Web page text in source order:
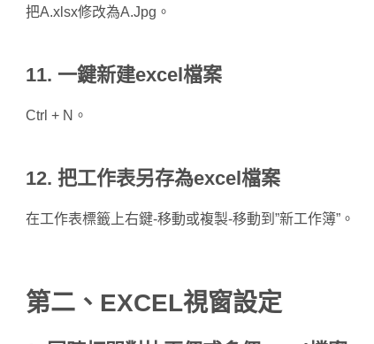
把A.xlsx修改為A.Jpg。
11. 一鍵新建excel檔案
Ctrl + N。
12. 把工作表另存為excel檔案
在工作表標籤上右鍵-移動或複製-移動到”新工作簿”。
第二、EXCEL視窗設定